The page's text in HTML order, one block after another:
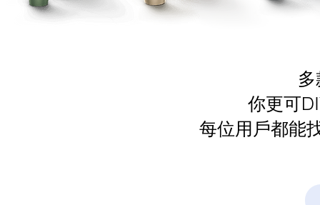
你更可
每位用戶都能